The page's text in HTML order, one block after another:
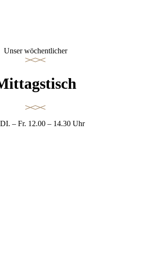
Unser wöchentlicher
– Fr. 12.00 – 14.30 Uhr